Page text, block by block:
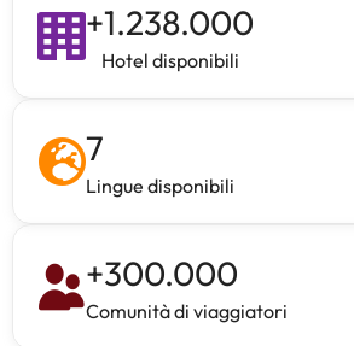
+1.238.000
Hotel disponibili
7
Lingue disponibili
+300.000
Comunità di viaggiatori